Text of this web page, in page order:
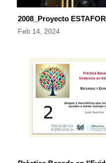
2008_Proyecto
Feb 14, 2024